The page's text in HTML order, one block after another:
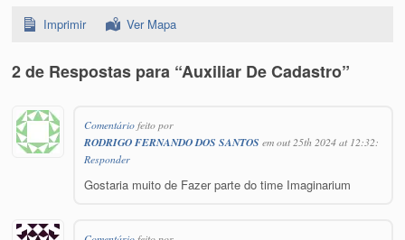
Imprimir Ver Mapa
2 de Respostas para “Auxiliar De Cadastro”
Comentáriofeito por
RODRIGO FERNANDO DOS SANTOS em out 25th 2024 at 12:32:
Responder
Gostaria muito de Fazer parte do time Imaginarium